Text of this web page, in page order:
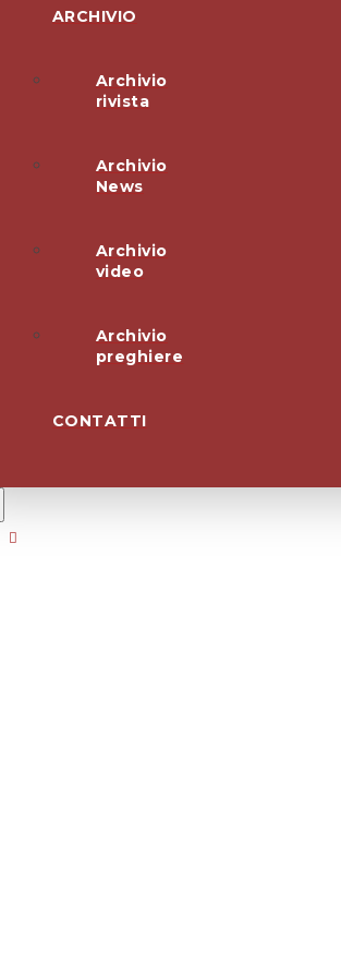
ARCHIVIO
Archivio
rivista
Archivio
News
Archivio
video
Archivio
preghiere
CONTATTI